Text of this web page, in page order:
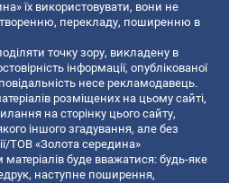
їх використовувати, вони не
перекладу, поширенню в
точку зору, викладену в
інформації, опублікованої
несе рекламодавець.
розміщених на цьому сайті,
на сторінку цього сайту,
іншого згадування, але без
ТОВ «Золота середина»
буде вважатися: будь-яке
наступне поширення,